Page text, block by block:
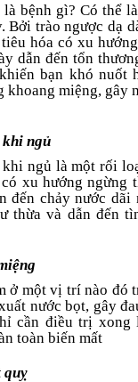
bệnh gì? Có thể
Bởi trào ngược dạ
hóa có xu
dẫn đến tổn
bạn khó nuốt
khoang miệng, gây
khi ngủ
ngủ là một rối
xu hướng ngừng
đến chảy nước
thừa và dẫn đến
ở một vị trí nào đó
nước bọt, gây
cần điều trị xong
toàn biến mất
quỵ